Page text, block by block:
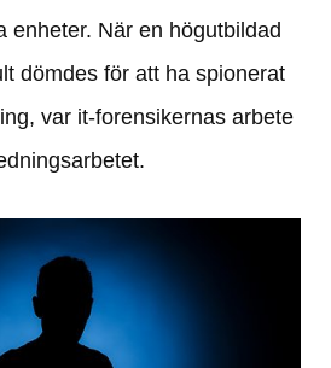
enheter. När en högutbildad
dömdes för att ha spionerat
var it-forensikernas arbete